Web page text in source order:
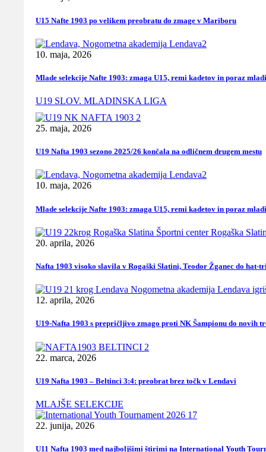
U15 Nafte 1903 po velikem preobratu do zmage v Mariboru
10. maja, 2026
Mlade selekcije Nafte 1903: zmaga U15, remi kadetov in poraz
U19 SLOV. MLADINSKA LIGA
25. maja, 2026
U19 Nafta 1903 sezono 2025/26 končala na odličnem drugem mestu
10. maja, 2026
Mlade selekcije Nafte 1903: zmaga U15, remi kadetov in poraz
20. aprila, 2026
Nafta 1903 visoko slavila v Rogaški Slatini, Teodor Žganec do hat-
12. aprila, 2026
U19-Nafta 1903 s prepričljivo zmago proti NK Šampionu do novih
22. marca, 2026
U19 Nafta 1903 – Beltinci 3:4: preobrat brez točk v Lendavi
MLAJŠE SELEKCIJE
22. junija, 2026
U11 Nafta 1903 med najboljšimi štirimi na International Youth